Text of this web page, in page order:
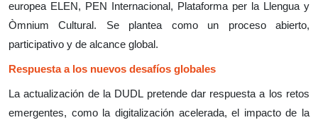
europea ELEN, PEN Internacional, Plataforma per la Llengua y
Òmnium Cultural. Se plantea como un proceso abierto,
participativo y de alcance global.
Respuesta a los nuevos desafíos globales
La actualización de la DUDL pretende dar respuesta a los retos
emergentes, como la digitalización acelerada, el impacto de la